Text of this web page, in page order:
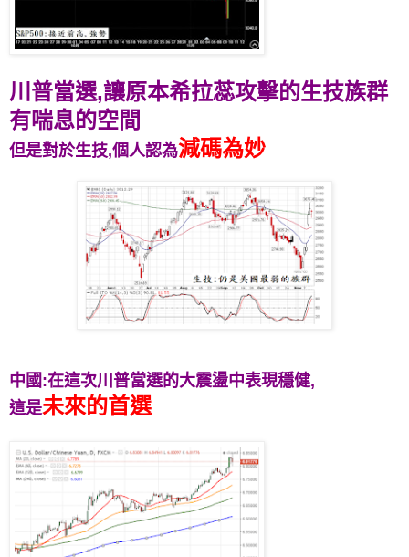
川普當選,讓原本希拉蕊攻擊的生技族群
有喘息的空間
但是對於生技,個人認為減碼為妙
中國:在這次川普當選的大震盪中表現穩健,
這是未來的首選